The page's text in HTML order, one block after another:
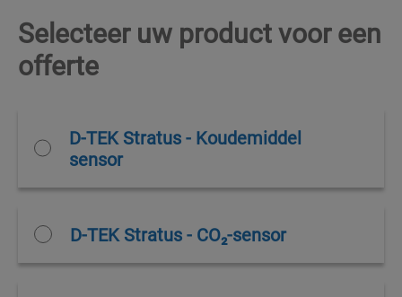
Selecteer uw product voor een
offerte
D-TEK Stratus - Koudemiddel
sensor
D-TEK Stratus - CO₂-sensor